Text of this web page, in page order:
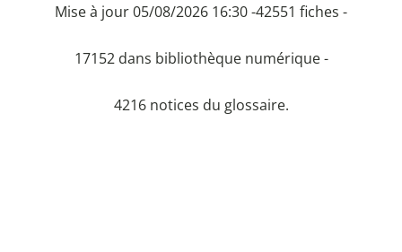
Mise à jour 05/08/2026 16:30 -42551 fiches -
17152 dans bibliothèque numérique -
4216 notices du glossaire.